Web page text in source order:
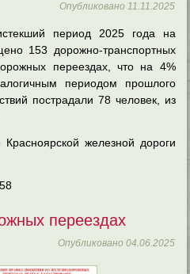
Опубликовано 11.11.2025
период 2025 года на
153 дорожно-транспортных
переездах, что на 4%
периодом прошлого
пострадали 78 человек, из
железной дороги
58
переездах
Опубликовано 04.06.2025